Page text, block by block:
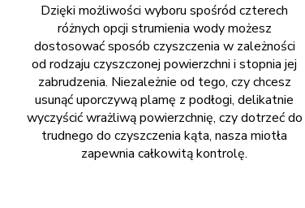
Dzięki możliwości wyboru spośród czterech
różnych opcji strumienia wody możesz
dostosować sposób czyszczenia w zależności
od rodzaju czyszczonej powierzchni i stopnia jej
zabrudzenia. Niezależnie od tego, czy chcesz
usunąć uporczywą plamę z podłogi, delikatnie
wyczyścić wrażliwą powierzchnię, czy dotrzeć do
trudnego do czyszczenia kąta, nasza miotła
zapewnia całkowitą kontrolę.